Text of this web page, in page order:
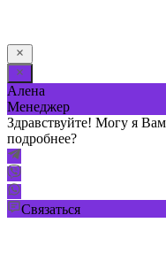
Алена
Менеджер
Здравствуйте! Могу я
подробнее?
Связаться